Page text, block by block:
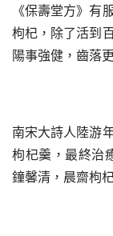
《保壽堂方》有
枸杞，除了活到
陽事強健，齒落
南宋大詩人陸游
枸杞羹，最終治
鐘馨清，晨齋枸